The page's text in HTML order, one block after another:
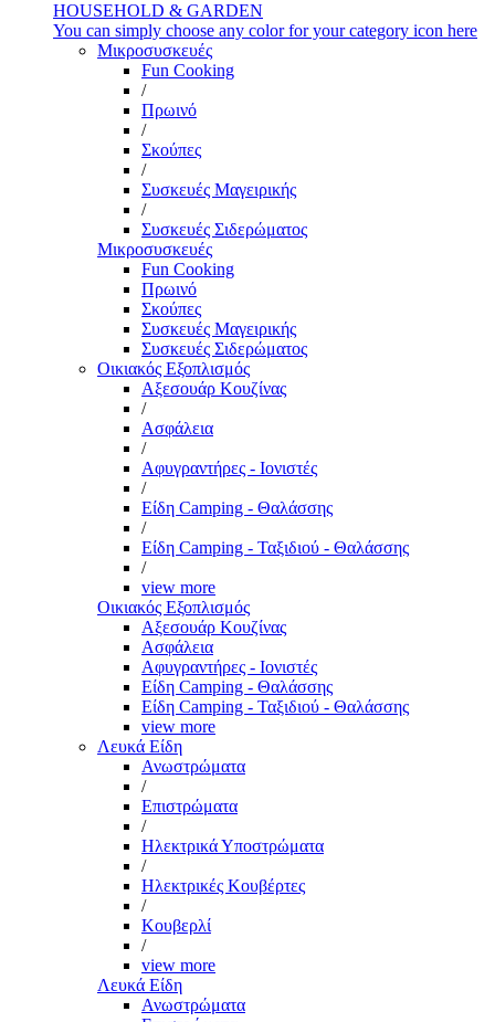
HOUSEHOLD & GARDEN
You can simply choose any color for your category icon here
Μικροσυσκευές
Fun Cooking
/
Πρωινό
/
Σκούπες
/
Συσκευές Μαγειρικής
/
Συσκευές Σιδερώματος
Μικροσυσκευές
Fun Cooking
Πρωινό
Σκούπες
Συσκευές Μαγειρικής
Συσκευές Σιδερώματος
Οικιακός Εξοπλισμός
Αξεσουάρ Κουζίνας
/
Ασφάλεια
/
Αφυγραντήρες - Ιονιστές
/
Είδη Camping - Θαλάσσης
/
Είδη Camping - Ταξιδιού - Θαλάσσης
/
view more
Οικιακός Εξοπλισμός
Αξεσουάρ Κουζίνας
Ασφάλεια
Αφυγραντήρες - Ιονιστές
Είδη Camping - Θαλάσσης
Είδη Camping - Ταξιδιού - Θαλάσσης
view more
Λευκά Είδη
Ανωστρώματα
/
Επιστρώματα
/
Ηλεκτρικά Υποστρώματα
/
Ηλεκτρικές Κουβέρτες
/
Κουβερλί
/
view more
Λευκά Είδη
Ανωστρώματα